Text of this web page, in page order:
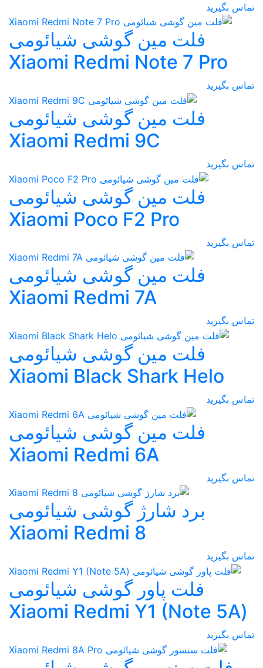
تماس بگیرید
فلت مین گوشی شیائومی
Xiaomi Redmi Note 7 Pro
تماس بگیرید
فلت مین گوشی شیائومی
Xiaomi Redmi 9C
تماس بگیرید
فلت مین گوشی شیائومی
Xiaomi Poco F2 Pro
تماس بگیرید
فلت مین گوشی شیائومی
Xiaomi Redmi 7A
تماس بگیرید
فلت مین گوشی شیائومی
Xiaomi Black Shark Helo
تماس بگیرید
فلت مین گوشی شیائومی
Xiaomi Redmi 6A
تماس بگیرید
برد شارژ گوشی شیائومی
Xiaomi Redmi 8
تماس بگیرید
فلت پاور گوشی شیائومی
(Xiaomi Redmi Y1 (Note 5A
تماس بگیرید